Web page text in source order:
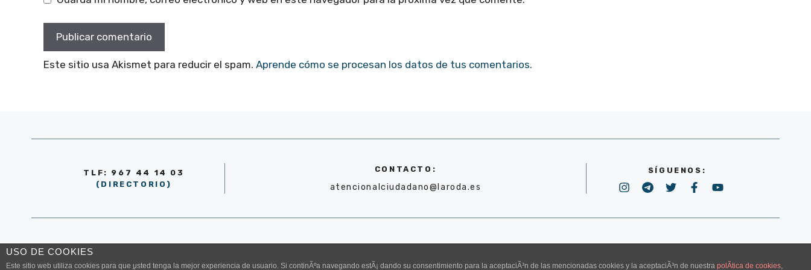
Este sitio usa Akismet para reducir el spam. Aprende cómo se procesan los datos de tus comentarios.
TLF: 967 44 14 03
(DIRECTORIO)
CONTACTO:
atencionalciudadano@laroda.es
SÍGUENOS:
© AYUNTAMIENTO DE LA RODA 2026
USO DE COOKIES
Este sitio web utiliza cookies para que usted tenga la mejor experiencia de usuario. Si continÃºa navegando estÃ¡ dando su consentimiento para la aceptaciÃ³n de las mencionadas cookies y la aceptaciÃ³n de nuestra polÃ­tica de cookies,